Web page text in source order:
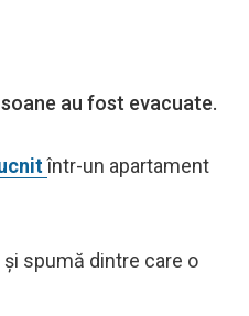
au fost evacuate.
într-un apartament
spumă dintre care o